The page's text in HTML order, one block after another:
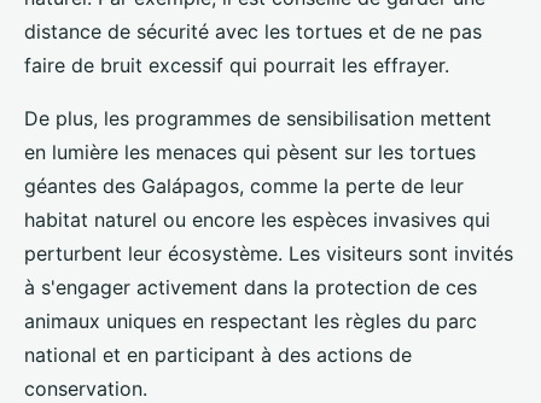
distance de sécurité avec les tortues et de ne pas
faire de bruit excessif qui pourrait les effrayer.
De plus, les programmes de sensibilisation mettent
en lumière les menaces qui pèsent sur les tortues
géantes des Galápagos, comme la perte de leur
habitat naturel ou encore les espèces invasives qui
perturbent leur écosystème. Les visiteurs sont invités
à s'engager activement dans la protection de ces
animaux uniques en respectant les règles du parc
national et en participant à des actions de
conservation.